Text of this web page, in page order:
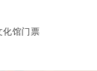
化馆门票